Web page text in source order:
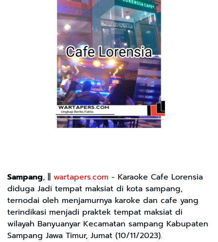
Sampang, || wartapers.com - Karaoke Cafe Lorensia
diduga Jadi tempat maksiat di kota sampang,
ternodai oleh menjamurnya karoke dan cafe yang
terindikasi menjadi praktek tempat maksiat di
wilayah Banyuanyar Kecamatan sampang Kabupaten
Sampang Jawa Timur, Jumat (10/11/2023).